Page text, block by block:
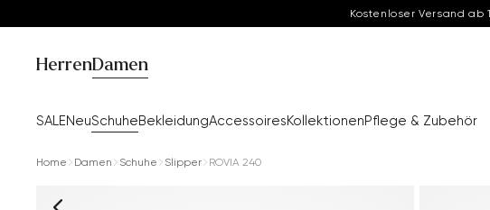
Kostenloser Versand ab
HerrenDamen
SALENeuSchuheBekleidungAccessoiresKollektionenPflege & Zubehör
Home Damen Schuhe Slipper ROVIA 240